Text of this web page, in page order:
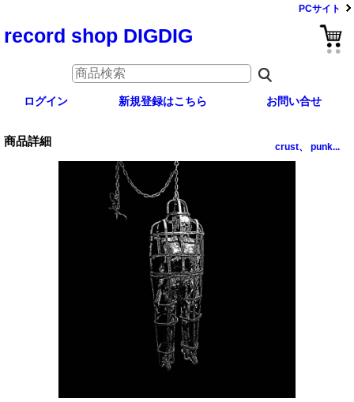
PCサイト
record shop DIGDIG
ログイン 新規登録はこちら お問い合せ
商品詳細 crust、 punk...